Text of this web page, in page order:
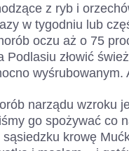
z ryb i
w tygodniu lub
oczu aż o 75
złowić
wyśrubowanym.
narządu wzroku
go spożywać co
krowę